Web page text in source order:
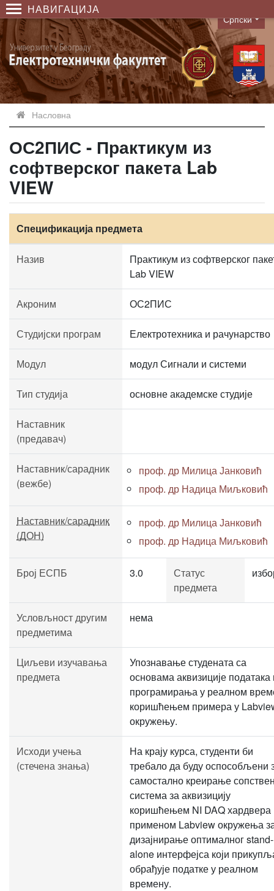
НАВИГАЦИЈА
Language
Српски
Насловна
ОС2ПИС - Практикум из
софтверског пакета Lab
VIEW
Спецификација предмета
Назив
Практикум из софтверског
Lab VIEW
Акроним ОС2ПИС
Студијски програм Електротехника и рачунарство
Модул модул Сигнали и системи
Тип студија основне академске студије
Наставник
(предавач)
Наставник/сарадник
(вежбе)
проф. др Милица Јанковић
проф. др Надица Миљковић
Наставник/сарадник
(ДОН)
проф. др Милица Јанковић
проф. др Надица Миљковић
Број ЕСПБ 3.0
Статус
предмета
Условљност другим
предметима
нема
Циљеви изучавања
предмета
Упознавање студената са
основама аквизиције података
програмирања у реалном
коришћењем примера у
окружењу.
Исходи учења
(стечена знања)
На крају курса, студенти би
требало да буду оспособљени
самостално креирање
система за аквизицију
коришћењем NI DAQ хардвера
применом Labview окружења
дизајнирање оптималног stand-
alone интерфејса који
обрађује податке у реалном
времену.